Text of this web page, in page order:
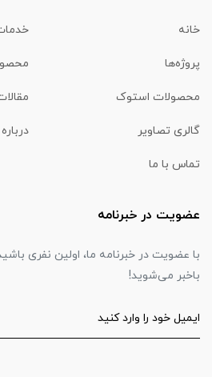
خانه
پروژه‌ها
محصولات استوک
گالری تصاویر
تماس با ما
عضویت در خبرنامه
با عضویت در خبرنامه ما، اولین نفری
باخبر می‌شوید!